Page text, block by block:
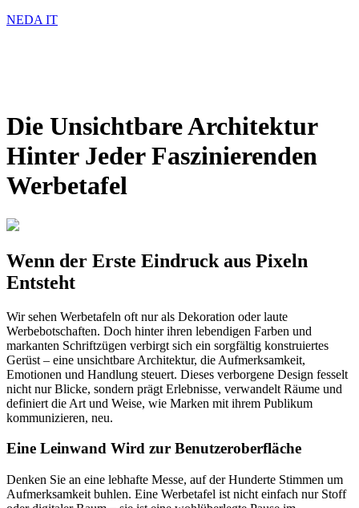
NEDA IT
Die Unsichtbare Architektur
Hinter Jeder Faszinierenden
Werbetafel
Wenn der Erste Eindruck aus Pixeln
Entsteht
Wir sehen Werbetafeln oft nur als Dekoration oder laute
Werbebotschaften. Doch hinter ihren lebendigen Farben und
markanten Schriftzügen verbirgt sich ein sorgfältig konstruiertes
Gerüst – eine unsichtbare Architektur, die Aufmerksamkeit,
Emotionen und Handlung steuert. Dieses verborgene Design fesselt
nicht nur Blicke, sondern prägt Erlebnisse, verwandelt Räume und
definiert die Art und Weise, wie Marken mit ihrem Publikum
kommunizieren, neu.
Eine Leinwand Wird zur Benutzeroberfläche
Denken Sie an eine lebhafte Messe, auf der Hunderte Stimmen um
Aufmerksamkeit buhlen. Eine Werbetafel ist nicht einfach nur Stoff